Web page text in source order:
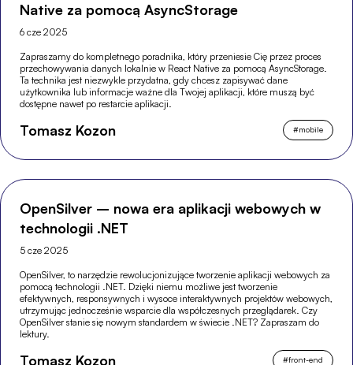
Native za pomocą AsyncStorage
6 cze 2025
Zapraszamy do kompletnego poradnika, który przeniesie Cię przez proces
przechowywania danych lokalnie w React Native za pomocą AsyncStorage.
Ta technika jest niezwykle przydatna, gdy chcesz zapisywać dane
użytkownika lub informacje ważne dla Twojej aplikacji, które muszą być
dostępne nawet po restarcie aplikacji.
Tomasz Kozon #mobile
OpenSilver – nowa era aplikacji webowych w
technologii .NET
5 cze 2025
OpenSilver, to narzędzie rewolucjonizujące tworzenie aplikacji webowych za
pomocą technologii .NET. Dzięki niemu możliwe jest tworzenie
efektywnych, responsywnych i wysoce interaktywnych projektów webowych,
utrzymując jednocześnie wsparcie dla współczesnych przeglądarek. Czy
OpenSilver stanie się nowym standardem w świecie .NET? Zapraszam do
lektury.
Tomasz Kozon #front-end